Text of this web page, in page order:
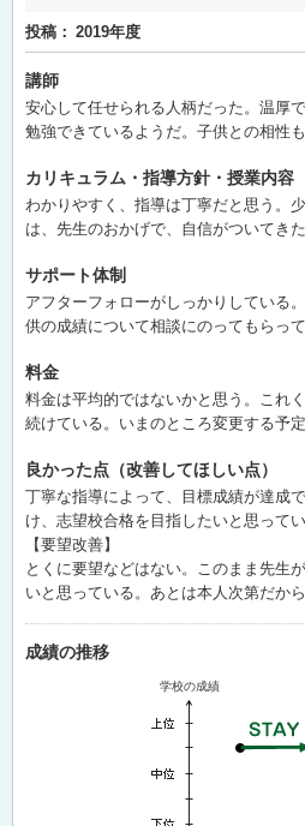
投稿： 2019年度
講師
安心して任せられる人柄だった。温厚
勉強できているようだ。子供との相性も
カリキュラム・指導方針・授業内容
わかりやすく、指導は丁寧だと思う。
は、先生のおかげで、自信がついてき
サポート体制
アフターフォローがしっかりしている
供の成績について相談にのってもらって
料金
料金は平均的ではないかと思う。これ
続けている。いまのところ変更する予定
良かった点（改善してほしい点）
丁寧な指導によって、目標成績が達成
け、志望校合格を目指したいと思ってい
【要望改善】
とくに要望などはない。このまま先生
いと思っている。あとは本人次第だから
成績の推移
学校の成績